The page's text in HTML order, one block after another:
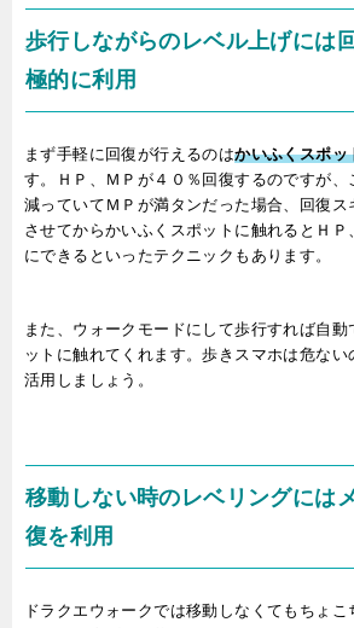
歩行しながらのレベル上げには
極的に利用
まず手軽に回復が行えるのはかいふくスポッ
す。ＨＰ、ＭＰが４０％回復するのですが、
減っていてＭＰが満タンだった場合、回復ス
させてからかいふくスポットに触れるとＨＰ
にできるといったテクニックもあります。
また、ウォークモードにして歩行すれば自
ットに触れてくれます。歩きスマホは危な
活用しましょう。
移動しない時のレベリングには
復を利用
ドラクエウォークでは移動しなくてもちょ